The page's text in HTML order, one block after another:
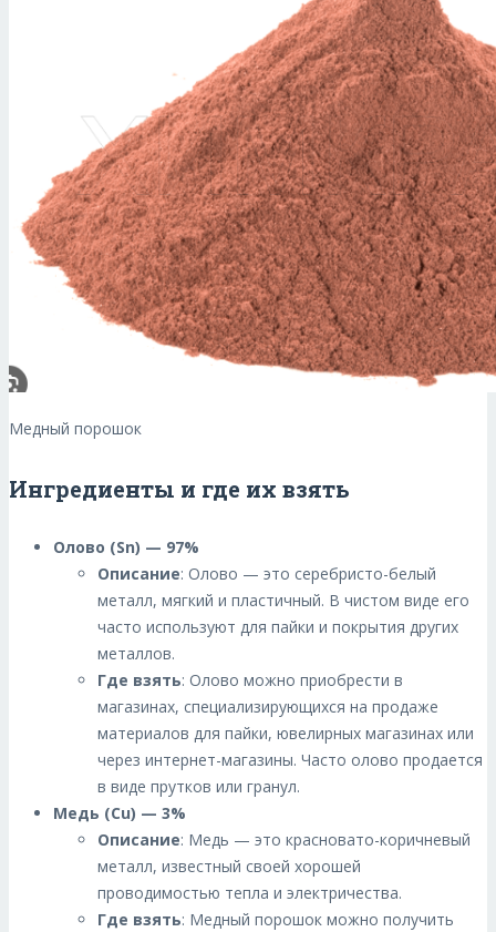
Медный порошок
Ингредиенты и где их взять
Олово (Sn) — 97%
Описание: Олово — это серебристо-белый
металл, мягкий и пластичный. В чистом виде его
часто используют для пайки и покрытия других
металлов.
Где взять: Олово можно приобрести в
магазинах, специализирующихся на продаже
материалов для пайки, ювелирных магазинах или
через интернет-магазины. Часто олово продается
в виде прутков или гранул.
Медь (Cu) — 3%
Описание: Медь — это красновато-коричневый
металл, известный своей хорошей
проводимостью тепла и электричества.
Где взять: Медный порошок можно получить